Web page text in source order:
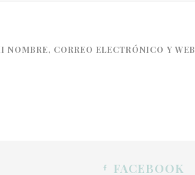
NOMBRE, CORREO ELECTRÓNICO Y
FACEBOOK